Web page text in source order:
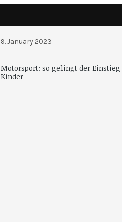
9. January 2023
Motorsport: so gelingt der
Kinder